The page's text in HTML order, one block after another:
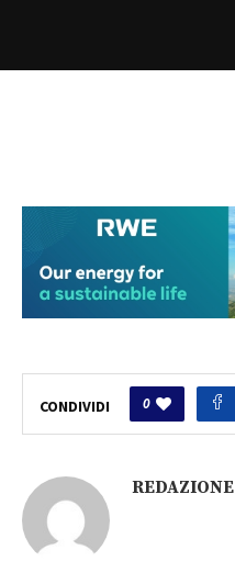
CONDIVIDI 0
REDAZIONE